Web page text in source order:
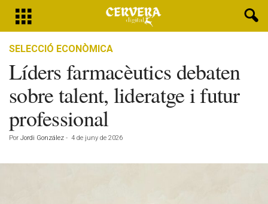
SELECCIÓ ECONÒMICA
Líders farmacèutics debaten
sobre talent, lideratge i futur
professional
Por Jordi González - 4 de juny de 2026